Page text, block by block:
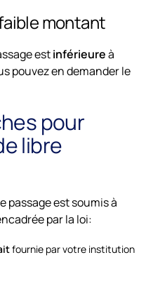
montant
estinférieureà
pouvez en demander le
pour
libre
passage est soumis à
par la loi:
fournie par votre institution